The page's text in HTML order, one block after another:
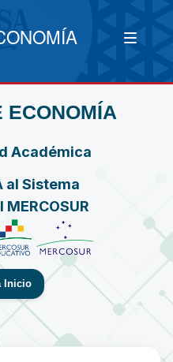
ECONOMÍA
Académica
al Sistema
MERCOSUR
Inicio